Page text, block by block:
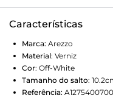
Características
Marca: Arezzo
Material: Verniz
Cor: Off-White
Tamanho do salto:
Referência: